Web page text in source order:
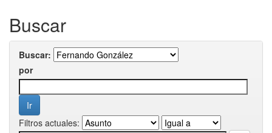
Buscar
Buscar:
por
Filtros actuales: